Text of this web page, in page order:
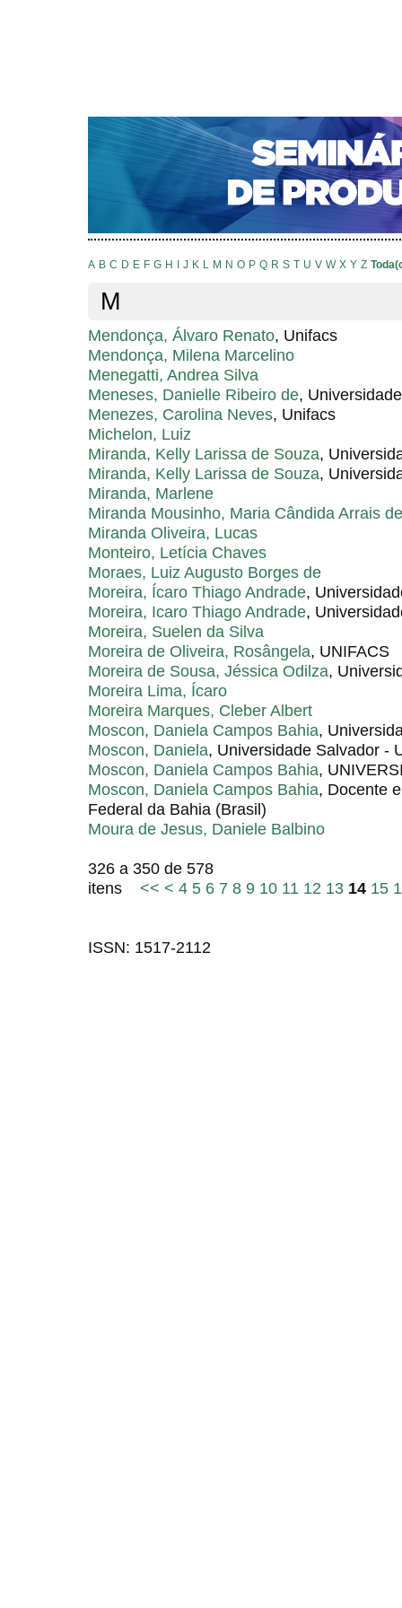
CAPA SOBRE ACESSO
NOTÍCIAS
PORTAL DE REVISTAS DA UNIFACS
Pesquisa > Índice de autores
Índice de autores
A B C D E F G H J K L M N O P Q R S T U V W X Y Z
M
Mendonça, Álvaro Renato, Unifacs
Mendonça, Milena Marcelino
Menegatti, Andrea Silva
Meneses, Danielle Ribeiro de,
Menezes, Carolina Neves, Unifacs
Michelon, Luiz
Miranda, Kelly Larissa de Souza,
Miranda, Kelly Larissa de Souza,
Miranda, Marlene
Miranda Mousinho, Maria Cândida Arrais de
Miranda Oliveira, Lucas
Monteiro, Letícia Chaves
Moraes, Luiz Augusto Borges de
Moreira, Ícaro Thiago Andrade,
Moreira, Icaro Thiago Andrade,
Moreira, Suelen da Silva
Moreira de Oliveira, Rosângela, UNIFACS
Moreira de Sousa, Jéssica Odilza,
Moreira Lima, Ícaro
Moreira Marques, Cleber Albert
Moscon, Daniela Campos Bahia,
Moscon, Daniela, Universidade Salvador -
Moscon, Daniela Campos Bahia,
Moscon, Daniela Campos Bahia, Docente
Federal da Bahia (Brasil)
Moura de Jesus, Daniele Balbino
326 a 350 de 578
itens << < 4 5 6 7 8 9 10 11 12 13 14 15
ISSN: 1517-2112